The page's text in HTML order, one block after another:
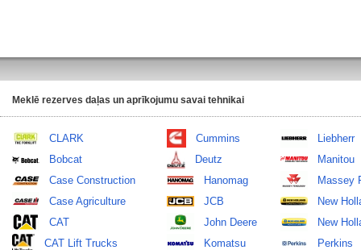
Meklē rezerves daļas un aprīkojumu savai tehnikai
CLARK
Bobcat
Case Construction
Case Agriculture
CAT
CAT Lift Trucks
Cummins
Deutz
Hanomag
JCB
John Deere
Komatsu
Liebherr
Manitou
Massey
New
New
Perkins